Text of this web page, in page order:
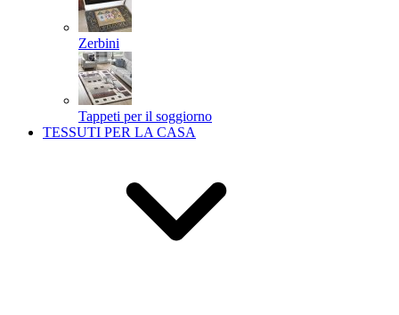
Zerbini
Tappeti per il soggiorno
TESSUTI PER LA CASA